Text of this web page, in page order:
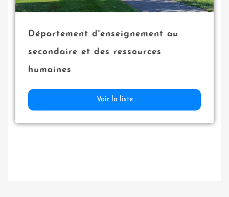
Département d'enseignement au
secondaire et des ressources
humaines
Voir la liste